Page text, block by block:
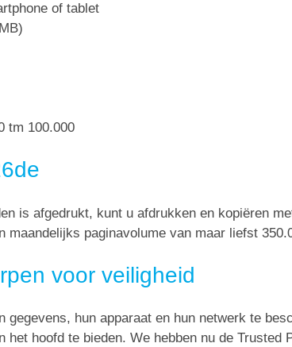
of tablet
tm 100.000
is afgedrukt, kunt u afdrukken en kopiëren
paginavolume van maar liefst
voor veiligheid
gegevens, hun apparaat en hun netwerk te
het hoofd te bieden. We hebben nu de